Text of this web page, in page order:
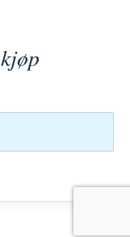
kjøp